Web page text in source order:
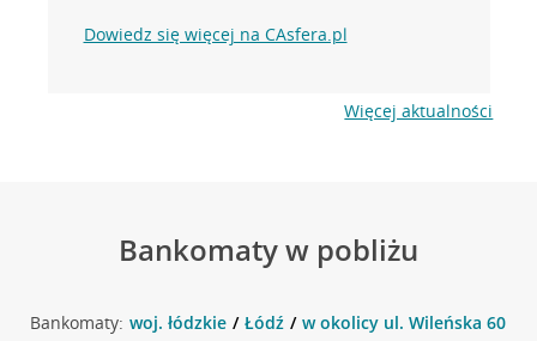
Dowiedz się więcej na CAsfera.pl
Więcej aktualności
Bankomaty w pobliżu
Bankomaty: woj. łódzkie Łódź w okolicy ul. Wileńska 60 ,